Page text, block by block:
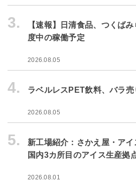
3.
【速報】日清食品、つくば
度中の稼働予定
2026.08.05
4. ラベルレスPET飲料、バラ売
2026.08.05
5.
新工場紹介：さかえ屋・ア
国内3カ所目のアイス生産拠
2026.08.01